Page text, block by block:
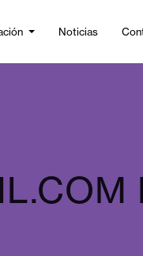
Noticias